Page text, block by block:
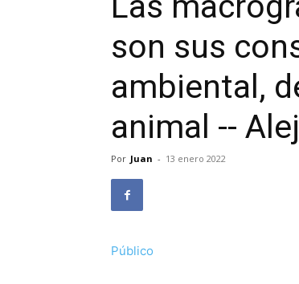
son sus
ambiental,
animal --
Por Juan - 13 enero 2022
Público